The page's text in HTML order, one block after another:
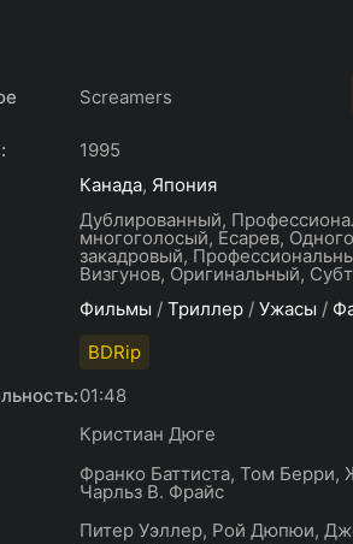
Screamers
1995
Канада, Япония
Дублированный,
многоголосый, Есарев,
закадровый,
Визгунов, Оригинальный,
Фильмы / Триллер / Ужасы /
BDRip
01:48
Кристиан Дюге
Франко Баттиста, Том Берри,
Чарльз В. Фрайс
Питер Уэллер, Рой Дюпюи,